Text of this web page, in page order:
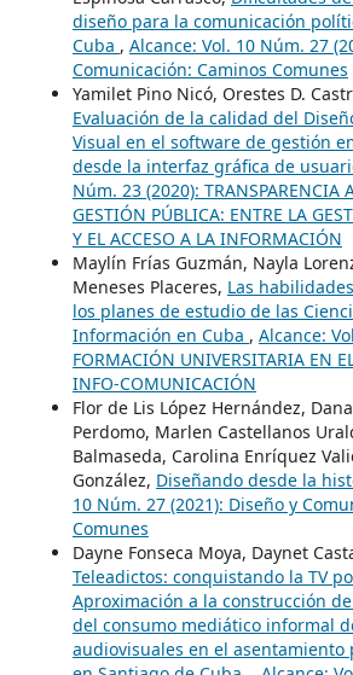
diseño para la comunicación
Cuba , Alcance: Vol. 10 Núm. 27
Comunicación: Caminos Comunes
Yamilet Pino Nicó, Orestes D.
Evaluación de la calidad del
Visual en el software de gestión
desde la interfaz gráfica de
Núm. 23 (2020): TRANSPARENCIA
GESTIÓN PÚBLICA: ENTRE LA
Y EL ACCESO A LA INFORMACIÓN
Maylín Frías Guzmán, Nayla
Meneses Placeres, Las
los planes de estudio de las
Información en Cuba , Alcance:
FORMACIÓN UNIVERSITARIA EN
INFO-COMUNICACIÓN
Flor de Lis López Hernández,
Perdomo, Marlen Castellanos
Balmaseda, Carolina Enríquez
González, Diseñando desde la
10 Núm. 27 (2021): Diseño y
Comunes
Dayne Fonseca Moya, Daynet
Teleadictos: conquistando la TV
Aproximación a la construcción
del consumo mediático informal
audiovisuales en el asentamiento